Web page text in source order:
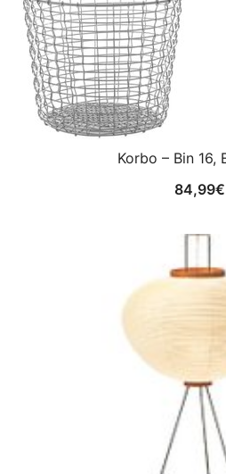
Korbo – Bin 16,
84,99€